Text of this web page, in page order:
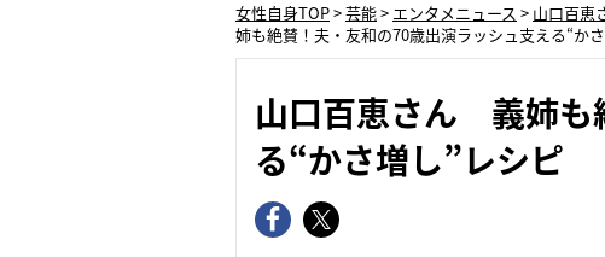
女性自身TOP>芸能> エンタメニュース > 山口百恵
姉も絶賛！夫・友和の70歳出演ラッシュ支える“か
山口百恵さん 義姉も
る“かさ増し”レシピ